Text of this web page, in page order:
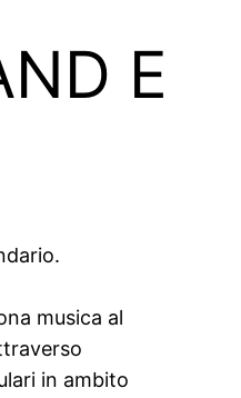
E
musica al
in ambito